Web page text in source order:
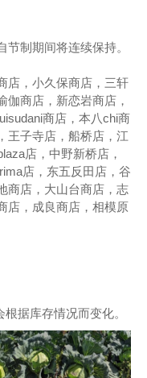
制期间将连续保持。
店，小久保商店，三轩
伽商店，新恋岩商店，
商店，本八chi商
王子寺店，船桥店，江
店，中野新桥店，
店，东五反田店，谷
商店，大山台商店，志
店，成良商店，相模原
据库存情况而变化。